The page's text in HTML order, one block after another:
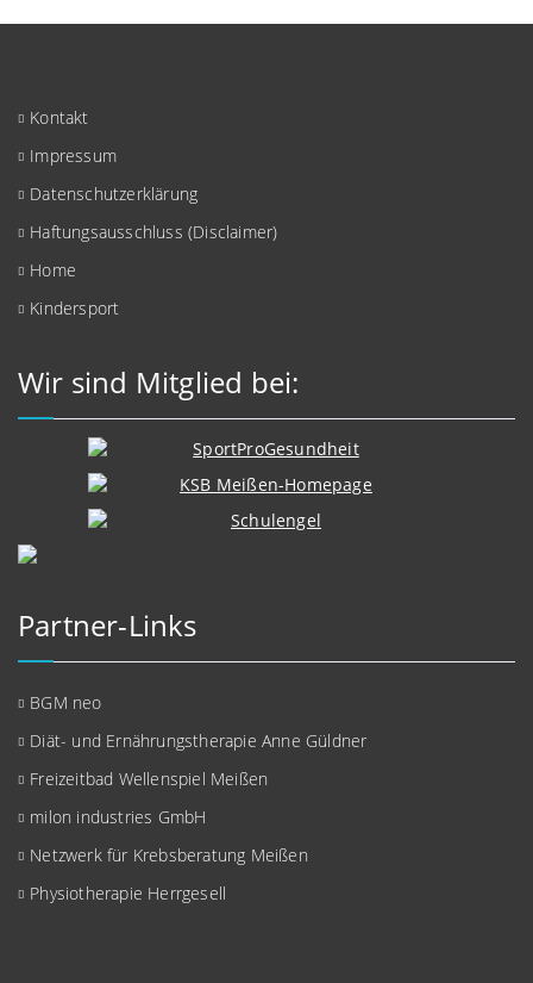
Kontakt
Impressum
Datenschutzerklärung
Haftungsausschluss (Disclaimer)
Home
Kindersport
Wir sind Mitglied bei:
Partner-Links
BGM neo
Diät- und Ernährungstherapie Anne Güldner
Freizeitbad Wellenspiel Meißen
milon industries GmbH
Netzwerk für Krebsberatung Meißen
Physiotherapie Herrgesell